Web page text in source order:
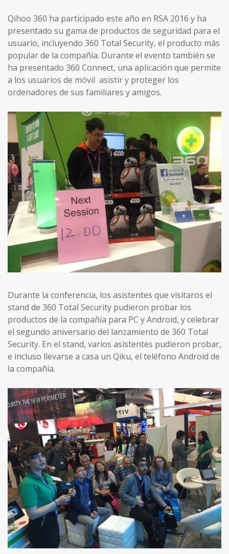
Qihoo 360 ha participado este año en RSA 2016 y ha
presentado su gama de productos de seguridad para el
usuario, incluyendo 360 Total Security, el producto más
popular de la compañía. Durante el evento también se
ha presentado 360 Connect, una aplicación que permite
a los usuarios de móvil asistir y proteger los
ordenadores de sus familiares y amigos.
Durante la conferencia, los asistentes que visitaros el
stand de 360 Total Security pudieron probar los
productos de la compañía para PC y Android, y celebrar
el segundo aniversario del lanzamiento de 360 Total
Security. En el stand, varios asistentes pudieron probar,
e incluso llevarse a casa un Qiku, el teléfono Android de
la compañía.